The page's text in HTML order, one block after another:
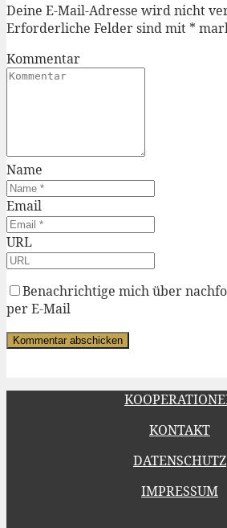
Deine E-Mail-Adresse wird nicht
Erforderliche Felder sind mit *
Kommentar
Name
Email
URL
Benachrichtige mich über
per E-Mail
KONTAKT
DATENSCHUTZ
IMPRESSUM